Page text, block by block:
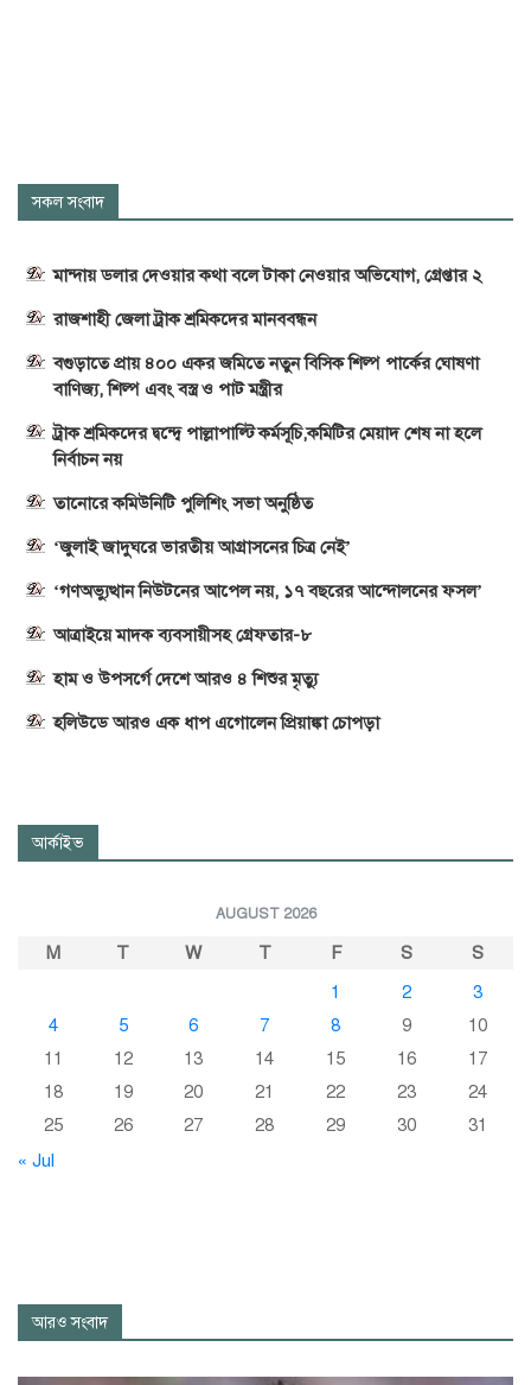
সকল সংবাদ
মান্দায় ডলার দেওয়ার কথা বলে টাকা নেওয়ার অভিযোগ, গ্রেপ্তার ২
রাজশাহী জেলা ট্রাক শ্রমিকদের মানববন্ধন
বগুড়াতে প্রায় ৪০০ একর জমিতে নতুন বিসিক শিল্প পার্কের ঘোষণা
বাণিজ্য, শিল্প এবং বস্ত্র ও পাট মন্ত্রীর
ট্রাক শ্রমিকদের দ্বন্দ্বে পাল্লাপাল্টি কর্মসূচি,কমিটির মেয়াদ শেষ না হলে
নির্বাচন নয়
তানোরে কমিউনিটি পুলিশিং সভা অনুষ্ঠিত
‘জুলাই জাদুঘরে ভারতীয় আগ্রাসনের চিত্র নেই’
‘গণঅভ্যুত্থান নিউটনের আপেল নয়, ১৭ বছরের আন্দোলনের ফসল’
আত্রাইয়ে মাদক ব্যবসায়ীসহ গ্রেফতার-৮
হাম ও উপসর্গে দেশে আরও ৪ শিশুর মৃত্যু
হলিউডে আরও এক ধাপ এগোলেন প্রিয়াঙ্কা চোপড়া
আর্কাইভ
AUGUST 2026
M T W T F S
S
1
2
3
4
5 6 7 8 9
10
11
12 13 14 15 16
17
18
19 20 21 22 23
24
25
26 27 28 29 30
31
« Jul
আরও সংবাদ